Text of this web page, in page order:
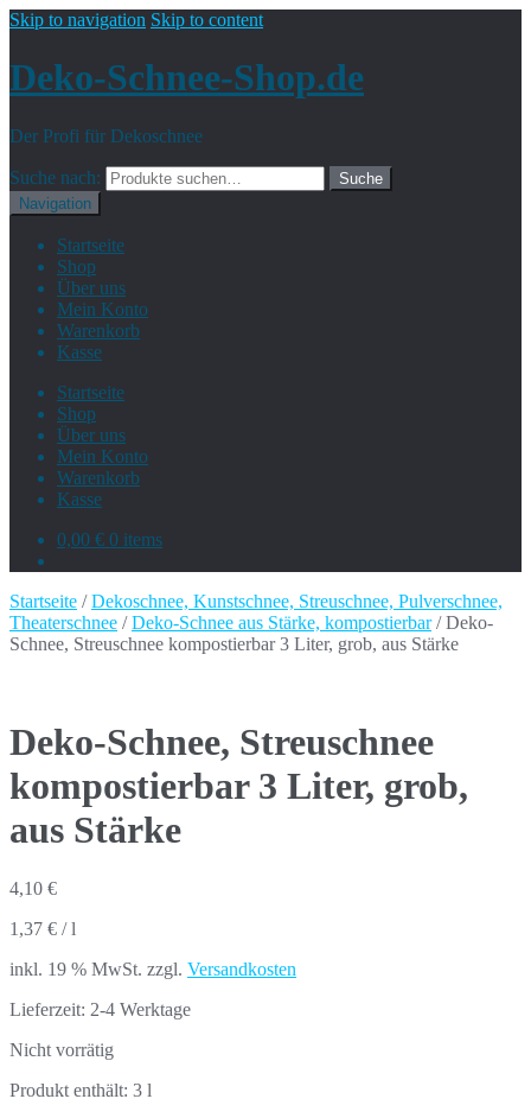
Skip to navigation Skip to content
Deko-Schnee-Shop.de
Der Profi für Dekoschnee
Suche nach:
Suche
Navigation
Startseite
Shop
Über uns
Mein Konto
Warenkorb
Kasse
Startseite
Shop
Über uns
Mein Konto
Warenkorb
Kasse
0,00 € 0 items
Startseite /Dekoschnee, Kunstschnee, Streuschnee, Pulverschnee,
Theaterschnee /Deko-Schnee aus Stärke, kompostierbar/ Deko-
Schnee, Streuschnee kompostierbar 3 Liter, grob, aus Stärke
Deko-Schnee, Streuschnee
kompostierbar 3 Liter, grob,
aus Stärke
4,10 €
1,37 € /l
inkl. 19 % MwSt. zzgl. Versandkosten
Lieferzeit: 2-4 Werktage
Nicht vorrätig
Produkt enthält: 3 l